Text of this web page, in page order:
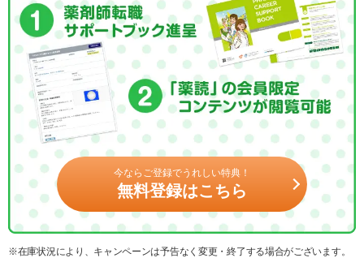
今ならご登録でうれしい特典！
無料登録はこちら
※在庫状況により、キャンペーンは予告なく変更・終了する場合がございます。